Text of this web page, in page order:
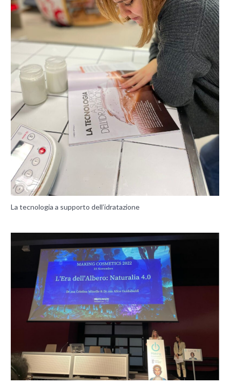
La tecnologia a supporto dell’idratazione